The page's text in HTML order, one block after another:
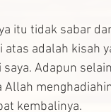
itu tidak sabar
adalah kisah
Adapun
kembalinya.